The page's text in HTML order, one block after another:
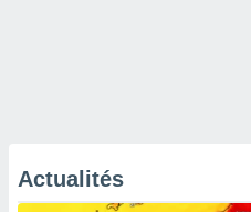
Actualités